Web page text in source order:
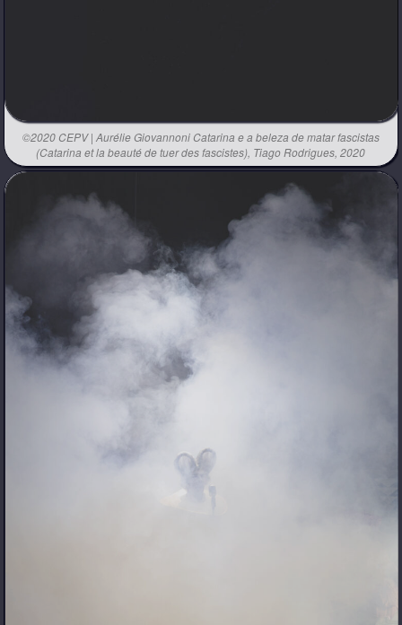
©2020 CEPV | Aurélie Giovannoni Catarina e a beleza de matar fascistas
(Catarina et la beauté de tuer des fascistes), Tiago Rodrigues, 2020